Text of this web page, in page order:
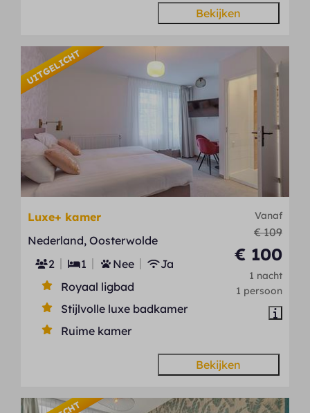
Bekijken
UITGELICHT
Vanaf
€ 109
€ 100
1 nacht
1 persoon
Luxe+ kamer
Nederland, Oosterwolde
2
1 Nee
Ja
Royaal ligbad
Stijlvolle luxe badkamer
Ruime kamer
Bekijken